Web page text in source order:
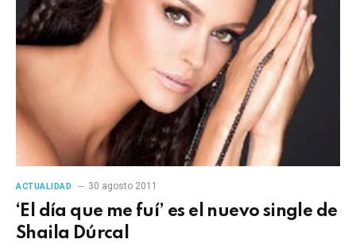
ACTUALIDAD 30 agosto 2011
‘El día que me fuí’ es el nuevo single de
Shaila Dúrcal